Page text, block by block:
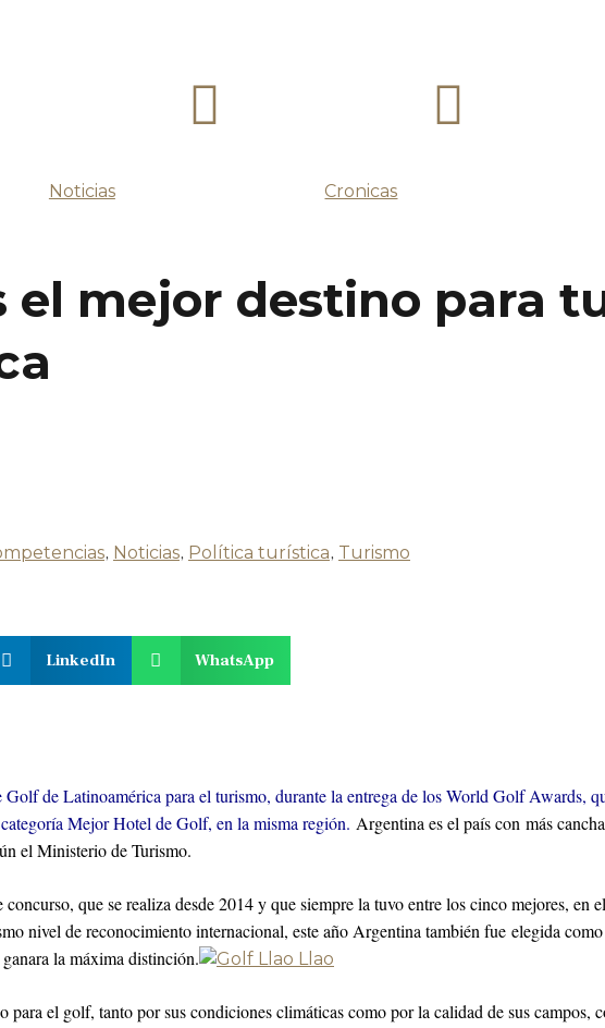
Noticias Cronicas
el mejor destino para
, Noticias, Política turística, Turismo
LinkedIn WhatsApp
de Latinoamérica para el turismo, durante la entrega de los World Golf
Mejor Hotel de Golf, en la misma región. Argentina es el país con más
el Ministerio de Turismo.
que se realiza desde 2014 y que siempre la tuvo entre los cinco mejores,
nivel de reconocimiento internacional, este año Argentina también fue elegida
la máxima distinción.
el golf, tanto por sus condiciones climáticas como por la calidad de sus campos,